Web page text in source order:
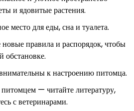
и ядовитые растения.
место для еды, сна и туалета.
правила и распорядок, чтобы
обстановке.
к настроению питомца.
питомцем — читайте литературу,
с ветеринарами.